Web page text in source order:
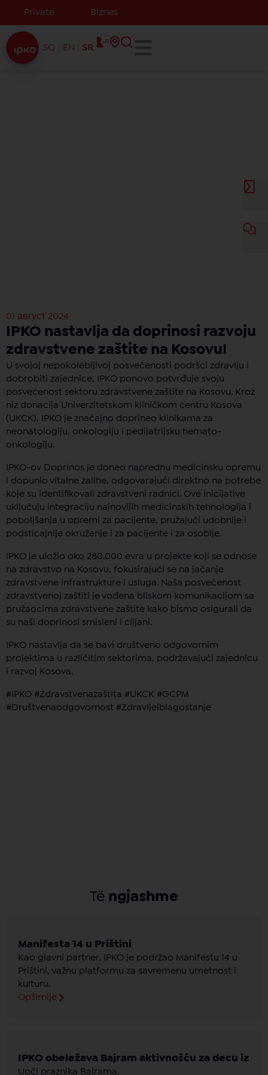
Private Biznes
SQ EN SR
01 август 2024
IPKO nastavlja da doprinosi razvoju
zdravstvene zaštite na Kosovu!
U svojoj nepokolebljivoj posvećenosti podršci zdravlju i
dobrobiti zajednice, IPKO ponovo potvrđuje svoju
posvećenost sektoru zdravstvene zaštite na Kosovu. Kroz
niz donacija Univerzitetskom kliničkom centru Kosova
(UKCK), IPKO je značajno doprineo klinikama za
neonatologiju, onkologiju i pedijatrijsku hemato-
onkologiju.
IPKO-ov Doprinos je doneo naprednu medicinsku opremu
i dopunio vitalne zalihe, odgovarajući direktno na potrebe
koje su identifikovali zdravstveni radnici. Ove inicijative
uključuju integraciju najnovijih medicinskih tehnologija i
poboljšanja u opremi za pacijente, pružajući udobnije i
podsticajnije okruženje i za pacijente i za osoblje.
IPKO je uložio oko 280.000 evra u projekte koji se odnose
na zdravstvo na Kosovu, fokusirajući se na jačanje
zdravstvene infrastrukture i usluga. Naša posvećenost
zdravstvenoj zaštiti je vođena bliskom komunikacijom sa
pružaocima zdravstvene zaštite kako bismo osigurali da
su naši doprinosi smisleni i ciljani.
IPKO nastavlja da se bavi društveno odgovornim
projektima u različitim sektorima, podržavajući zajednicu
i razvoj Kosova.
#IPKO #Zdravstvenazaštita #UKCK #GCPM
#Društvenaodgovornost #Zdravljeiblagostanje
Të ngjashme
Manifesta 14 u Prištini
Kao glavni partner, IPKO je podržao Manifestu 14 u
Prištini, važnu platformu za savremenu umetnost i
kulturu.
Opširnije
IPKO obeležava Bajram aktivnošću za decu iz
Uoči praznika Bajrama,